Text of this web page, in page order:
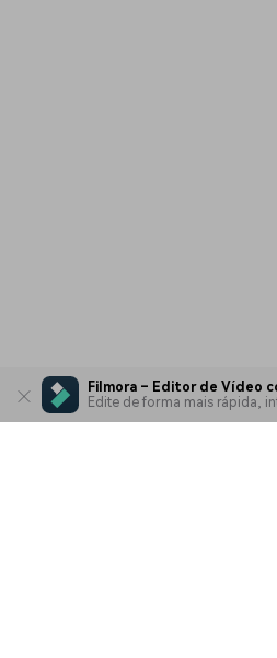
Filmora – Editor de Vídeo
Edite de forma mais rápida,